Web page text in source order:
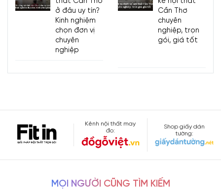
ở đâu uy tín?
Kinh nghiệm
chọn đơn vị
chuyên
nghiệp
Cần Thơ
chuyên
nghiệp, trọn
gói, giá tốt
Kênh nội thất may
đo:
Shop giấy dán
tường:
MỌI NGƯỜI CŨNG TÌM KIẾM